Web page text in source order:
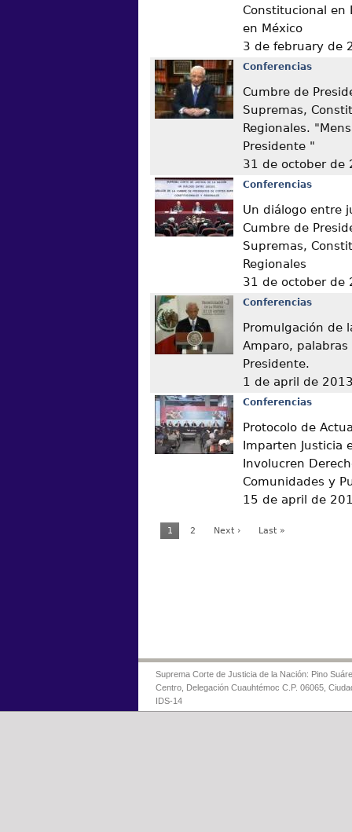
Constitucional en
en México
3 de february de
Conferencias
Cumbre de
Supremas,
Regionales.
Presidente "
31 de october de
Conferencias
Un diálogo entre
Cumbre de
Supremas,
Regionales
31 de october de
Conferencias
Promulgación de
Amparo,
Presidente.
1 de april de
Conferencias
Protocolo de
Imparten Justicia
Involucren
Comunidades y
15 de april de
1 2 Next › Last »
Suprema Corte de Justicia de la Nación: Pino
Centro, Delegación Cuauhtémoc C.P. 06065,
IDS-14